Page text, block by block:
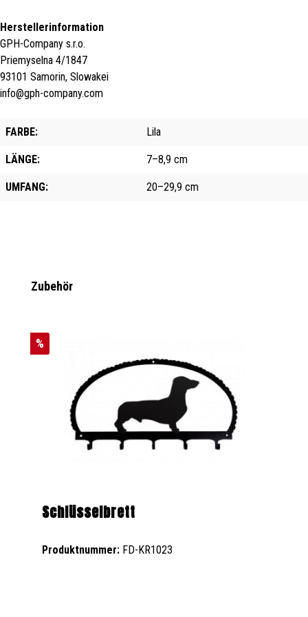
Herstellerinformation
GPH-Company s.r.o.
Priemyselna 4/1847
93101 Samorin, Slowakei
info@gph-company.com
FARBE: Lila
LÄNGE: 7–8,9 cm
UMFANG: 20–29,9 cm
Produktgalerie überspringen
Zubehör
%
Schlüsselbrett
Produktnummer: FD-KR1023